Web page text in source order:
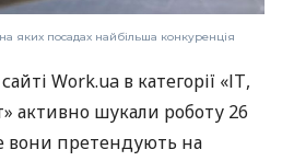
яких посадах найбільша конкуренція
Work.ua в категорії «ІТ,
активно шукали роботу 26
вони претендують на